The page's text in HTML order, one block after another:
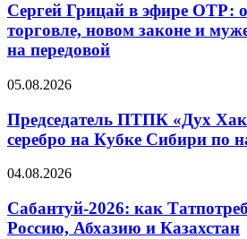
Сергей Грицай в эфире ОТР:
торговле, новом законе и
на передовой
05.08.2026
Председатель ПТПК «Дух
серебро на Кубке Сибири по
04.08.2026
Сабантуй-2026: как
Россию, Абхазию и Казахстан